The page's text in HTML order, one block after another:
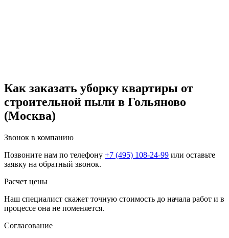
Как заказать уборку квартиры от
строительной пыли в Гольяново
(Москва)
Звонок в компанию
Позвоните нам по телефону +7 (495) 108-24-99 или оставьте
заявку на обратный звонок.
Расчет цены
Наш специалист скажет точную стоимость до начала работ и в
процессе она не поменяется.
Согласование